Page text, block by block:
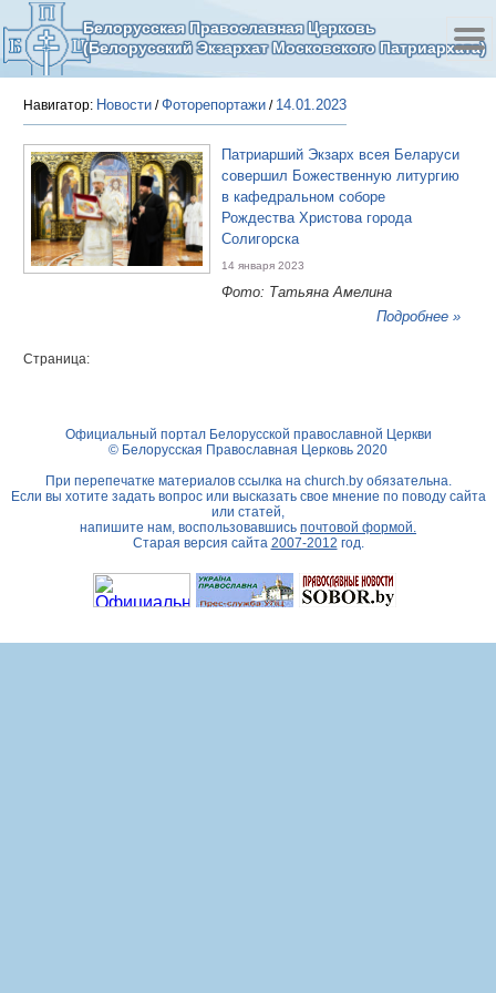
Белорусская Православная Церковь
(Белорусский Экзархат Московского Патриархата)
Навигатор: Новости /Фоторепортажи / 14.01.2023
Патриарший Экзарх всея Беларуси
совершил Божественную литургию
в кафедральном соборе
Рождества Христова города
Солигорска
14 января 2023
Фото: Татьяна Амелина
Подробнее »
Страница:
Официальный портал Белорусской православной Церкви
© Белорусская Православная Церковь 2020
При перепечатке материалов ссылка на church.byобязательна.
Если вы хотите задать вопрос или высказать свое мнение по поводу сайта
или статей,
напишите нам, воспользовавшись почтовой формой.
Старая версия сайта 2007-2012 год.